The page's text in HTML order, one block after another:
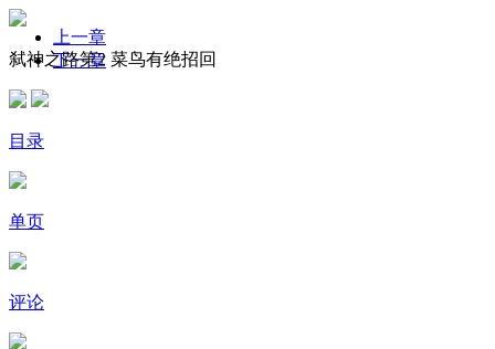
弑神之路第2 菜鸟有绝招回
上一章
下一章
目录
单页
评论